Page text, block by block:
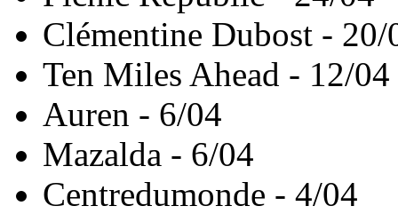
Clémentine Dubost - 20/
Ten Miles Ahead - 12/04
Auren - 6/04
Mazalda - 6/04
Centredumonde - 4/04